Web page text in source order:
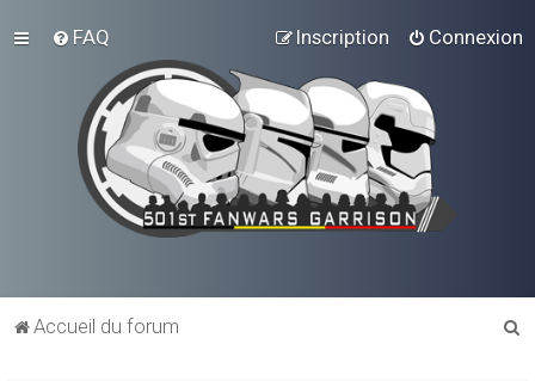
FAQ Connexion
Inscription
Accueil du forum